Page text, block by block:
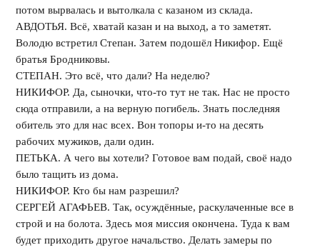
потом вырвалась и вытолкала с казаном из склада.
АВДОТЬЯ. Всё, хватай казан и на выход, а то заметят.
Володю встретил Степан. Затем подошёл Никифор. Ещё
братья Бродниковы.
СТЕПАН. Это всё, что дали? На неделю?
НИКИФОР. Да, сыночки, что-то тут не так. Нас не просто
сюда отправили, а на верную погибель. Знать последняя
обитель это для нас всех. Вон топоры и-то на десять
рабочих мужиков, дали один.
ПЕТЬКА. А чего вы хотели? Готовое вам подай, своё надо
было тащить из дома.
НИКИФОР. Кто бы нам разрешил?
СЕРГЕЙ АГАФЬЕВ. Так, осуждённые, раскулаченные все в
строй и на болота. Здесь моя миссия окончена. Туда к вам
будет приходить другое начальство. Делать замеры по